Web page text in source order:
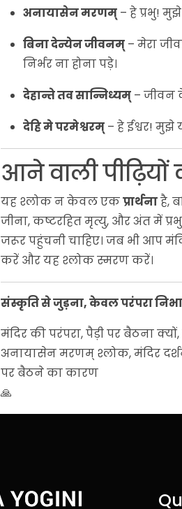
अनायासेन मरणम् – हे प्रभु!
बिना देन्येन जीवनम् – मेरा
निर्भर ना होना पड़े।
देहान्ते तव सान्निध्यम् – जीवन
देहि मे परमेश्वरम् – हे ईश्वर! मुझे
आने वाली पीढ़ियों
यह श्लोक न केवल एकप्रार्थनाहै,
जीना, कष्टरहित मृत्यु, और अंत में
जरूर पहुंचनी चाहिए। जब भी आप
करें और यह श्लोक स्मरण करें।
संस्कृति से जुड़ना, केवल परंपरा
मंदिर की परंपरा, पैड़ी पर बैठना
अनायासेन मरणम् श्लोक, मंदिर
पर बैठने का कारण
🙏